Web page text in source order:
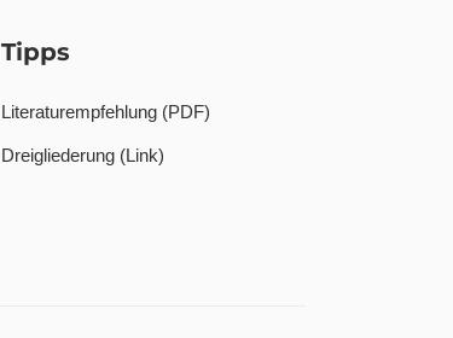
Tipps
Literaturempfehlung (PDF)
Dreigliederung (Link)